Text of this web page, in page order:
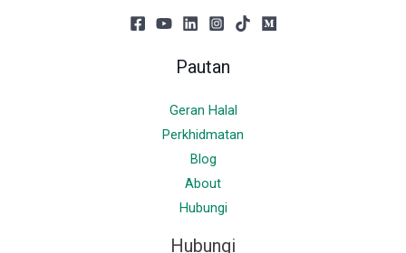
Pautan
Geran Halal
Perkhidmatan
Blog
About
Hubungi
Hubungi